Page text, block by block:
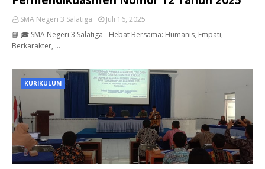
SMA Negeri 3 Salatiga
Juli 16, 2025
📘 🎓 SMA Negeri 3 Salatiga - Hebat Bersama: Humanis, Empati,
Berkarakter, …
KURIKULUM